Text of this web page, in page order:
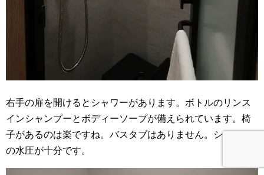
右手の扉を開けるとシャワーがあります。ボトルのリンス
インシャンプーとボディーソープが備えられています。椅
子があるのは楽ですね。バスタブはありません。シャワー
の水圧が十分です。